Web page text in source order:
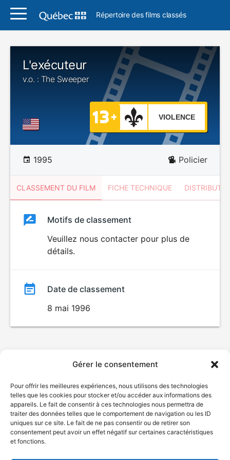
Gérer le consentement
Pour offrir les meilleures expériences, nous utilisons des technologies
telles que les cookies pour stocker et/ou accéder aux informations des
appareils. Le fait de consentir à ces technologies nous permettra de
traiter des données telles que le comportement de navigation ou les ID
uniques sur ce site. Le fait de ne pas consentir ou de retirer son
consentement peut avoir un effet négatif sur certaines caractéristiques
et fonctions.
Répertoire des films classés
L'exécuteur
v.o. : The Sweeper
VIOLENCE
1995 Policier
CLASSEMENT DU FILM FICHE TECHNIQUE
ClassementClassement
Motifs de classement
Veuillez nous contacter pour plus de
détails.
Date de classement
8 mai 1996